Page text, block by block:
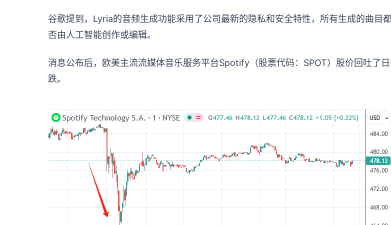
谷歌提到，Lyria的音频生成功能采用了公司最新的隐私和安全特性，所有生成的曲
否由人工智能创作或编辑。
消息公布后，欧美主流流媒体音乐服务平台Spotify（股票代码：SPOT）股价回吐了
跌。